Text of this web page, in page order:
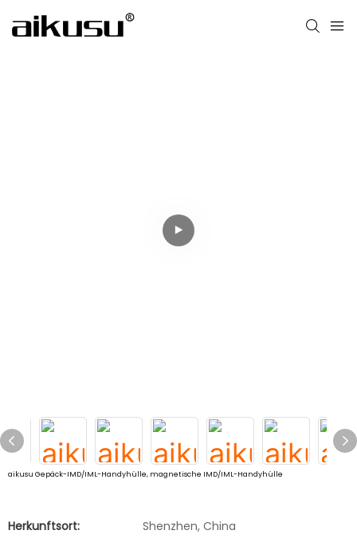
aikusu Gepäck-IMD/IML-Handyhülle, magnetische IMD/IML-Handyhülle
Herkunftsort:
Shenzhen, China